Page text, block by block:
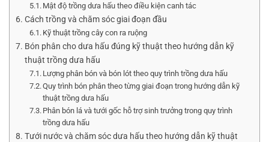
Mật độ trồng dưa hấu theo điều kiện canh tác
Cách trồng và chăm sóc giai đoạn đầu
Kỹ thuật trồng cây con ra ruộng
Bón phân cho dưa hấu đúng kỹ thuật theo hướng dẫn kỹ
thuật trồng dưa hấu
Lượng phân bón và bón lót theo quy trình trồng dưa hấu
Quy trình bón phân theo từng giai đoạn trong hướng dẫn kỹ
thuật trồng dưa hấu
Phân bón lá và tưới gốc hỗ trợ sinh trưởng trong quy trình
trồng dưa hấu
Tưới nước và chăm sóc dưa hấu theo hướng dẫn kỹ thuật